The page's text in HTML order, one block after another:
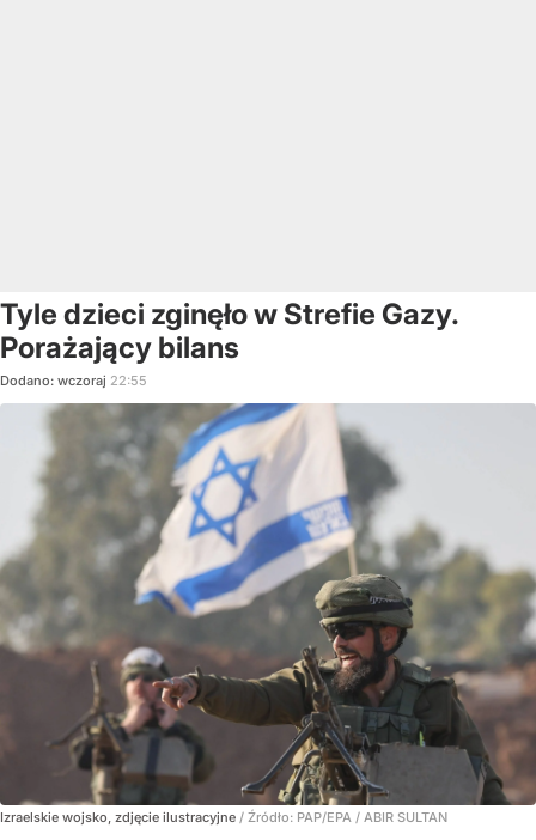
Tyle dzieci zginęło w Strefie Gazy.
Porażający bilans
Dodano: wczoraj 22:55
Izraelskie wojsko, zdjęcie ilustracyjne / Źródło: PAP/EPA / ABIR SULTAN